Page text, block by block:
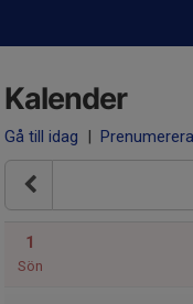
Kalender
Gå till idag | Prenumerera
1
Sön